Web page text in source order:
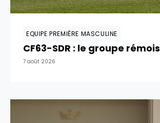
EQUIPE PREMIÈRE MASCULINE
CF63-SDR : le groupe rémois
7 août 2026